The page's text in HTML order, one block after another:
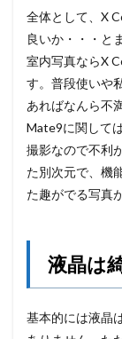
全体として、X
良いか・・・と
室内写真ならX
す。普段使いや
あればなんら不
Mate9に関して
撮影なので不利
た別次元で、機
た趣がでる写真
液晶は
基本的には液晶